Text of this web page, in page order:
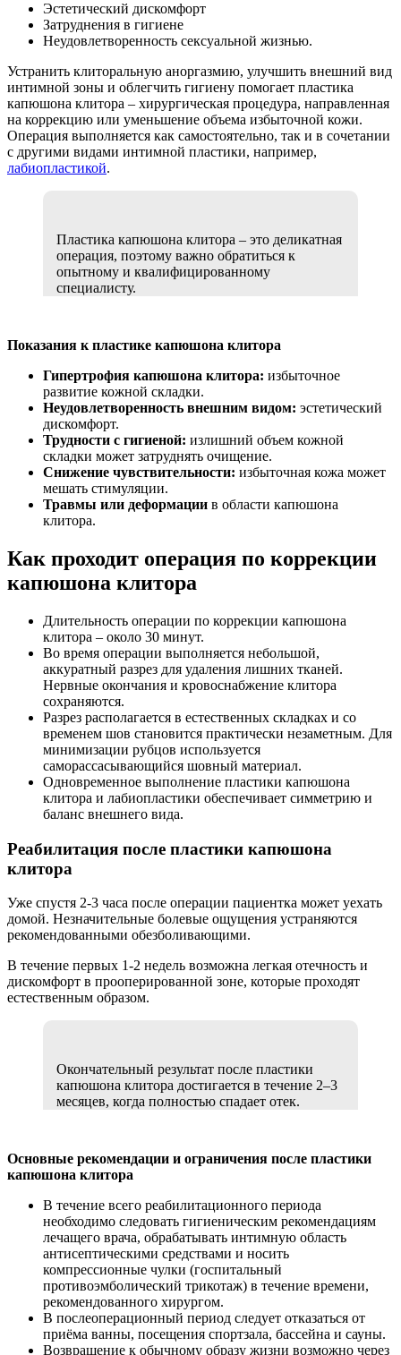
Эстетический дискомфорт
Затруднения в гигиене
Неудовлетворенность сексуальной жизнью.
Устранить клиторальную аноргазмию, улучшить внешний вид
интимной зоны и облегчить гигиену помогает пластика
капюшона клитора – хирургическая процедура, направленная
на коррекцию или уменьшение объема избыточной кожи.
Операция выполняется как самостоятельно, так и в сочетании
с другими видами интимной пластики, например,
лабиопластикой.
Пластика капюшона клитора – это деликатная
операция, поэтому важно обратиться к
опытному и квалифицированному
специалисту.
Показания к пластике капюшона клитора
Гипертрофия капюшона клитора: избыточное
развитие кожной складки.
Неудовлетворенность внешним видом: эстетический
дискомфорт.
Трудности с гигиеной: излишний объем кожной
складки может затруднять очищение.
Снижение чувствительности: избыточная кожа может
мешать стимуляции.
Травмы или деформации в области капюшона
клитора.
Как проходит операция по коррекции
капюшона клитора
Длительность операции по коррекции капюшона
клитора – около 30 минут.
Во время операции выполняется небольшой,
аккуратный разрез для удаления лишних тканей.
Нервные окончания и кровоснабжение клитора
сохраняются.
Разрез располагается в естественных складках и со
временем шов становится практически незаметным. Для
минимизации рубцов используется
саморассасывающийся шовный материал.
Одновременное выполнение пластики капюшона
клитора и лабиопластики обеспечивает симметрию и
баланс внешнего вида.
Реабилитация после пластики капюшона
клитора
Уже спустя 2-3 часа после операции пациентка может уехать
домой. Незначительные болевые ощущения устраняются
рекомендованными обезболивающими.
В течение первых 1-2 недель возможна легкая отечность и
дискомфорт в прооперированной зоне, которые проходят
естественным образом.
Окончательный результат после пластики
капюшона клитора достигается в течение 2–3
месяцев, когда полностью спадает отек.
Основные рекомендации и ограничения после пластики
капюшона клитора
В течение всего реабилитационного периода
необходимо следовать гигиеническим рекомендациям
лечащего врача, обрабатывать интимную область
антисептическими средствами и носить
компрессионные чулки (госпитальный
противоэмболический трикотаж) в течение времени,
рекомендованного хирургом.
В послеоперационный период следует отказаться от
приёма ванны, посещения спортзала, бассейна и сауны.
Возвращение к обычному образу жизни возможно через